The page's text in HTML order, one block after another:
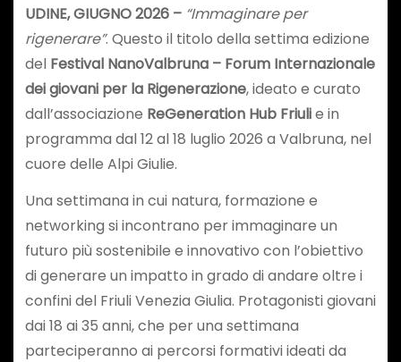
UDINE, GIUGNO 2026 – “Immaginare per
rigenerare”. Questo il titolo della settima edizione
del Festival NanoValbruna – Forum Internazionale
dei giovani per la Rigenerazione, ideato e curato
dall’associazione ReGeneration Hub Friulie in
programma dal 12 al 18 luglio 2026 a Valbruna, nel
cuore delle Alpi Giulie.
Una settimana in cui natura, formazione e
networking si incontrano per immaginare un
futuro più sostenibile e innovativo con l’obiettivo
di generare un impatto in grado di andare oltre i
confini del Friuli Venezia Giulia. Protagonisti giovani
dai 18 ai 35 anni, che per una settimana
parteciperanno ai percorsi formativi ideati da